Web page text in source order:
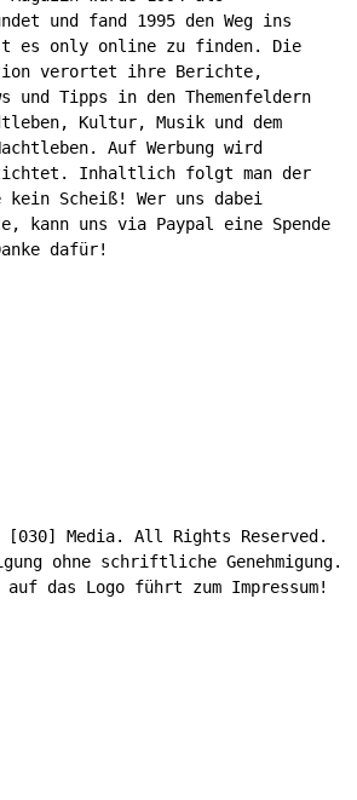
und fand 1995 den Weg ins
es only online zu finden. Die
verortet ihre Berichte,
Tipps in den Themenfeldern
Kultur, Musik und dem
Auf Werbung wird
Inhaltlich folgt man der
kein Scheiß! Wer uns dabei
kann uns via Paypal eine Spende
dafür!
[030] Media. All Rights Reserved.
ohne schriftliche Genehmigung.
auf das Logo führt zum Impressum!